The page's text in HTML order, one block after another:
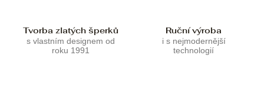
Tvorba zlatých šperků
s vlastním designem od
roku 1991
Ruční výroba
i s nejmodernější
technologií